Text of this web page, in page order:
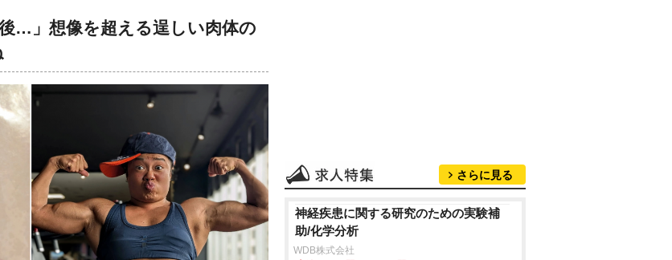
…」想像を超える逞しい肉体の
さらに見る
神経疾患に関する研究のための実験補
助/化学分析
WDB株式会社